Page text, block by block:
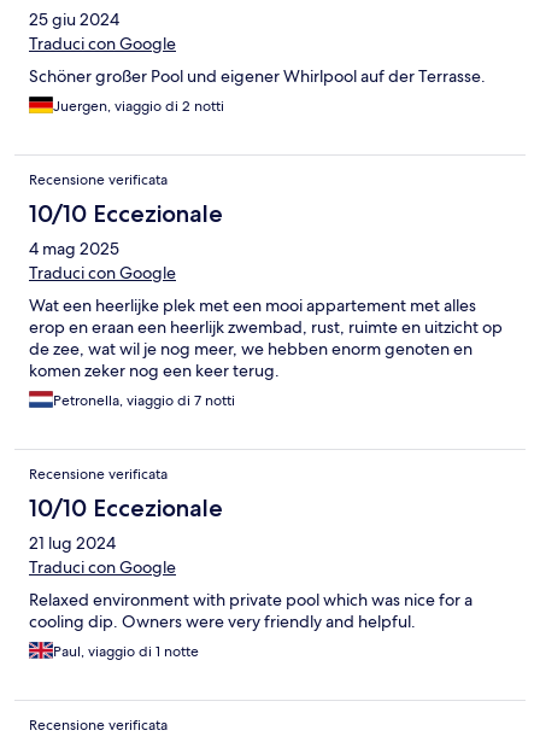
25 giu 2024
Traduci con Google
Schöner großer Pool und eigener Whirlpool auf der Terrasse.
Juergen, viaggio di 2 notti
Recensione verificata
10/10 Eccezionale
4 mag 2025
Traduci con Google
Wat een heerlijke plek met een mooi appartement met alles
erop en eraan een heerlijk zwembad, rust, ruimte en uitzicht op
de zee, wat wil je nog meer, we hebben enorm genoten en
komen zeker nog een keer terug.
Petronella, viaggio di 7 notti
Recensione verificata
10/10 Eccezionale
21 lug 2024
Traduci con Google
Relaxed environment with private pool which was nice for a
cooling dip. Owners were very friendly and helpful.
Paul, viaggio di 1 notte
Recensione verificata